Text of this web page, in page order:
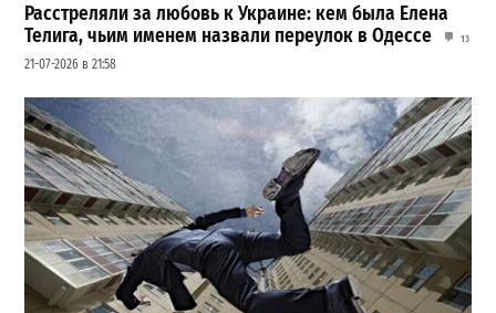
Расстреляли за любовь к Украине: кем была Елена
Телига, чьим именем назвали переулок в Одессе
13
21-07-2026 в 21:58